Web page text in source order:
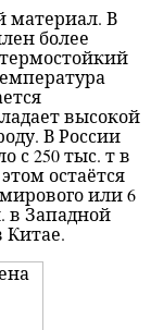
материал. В
более
высокой
В России
с 250 тыс. т в
остаётся
или 6
в Западной
Китае.